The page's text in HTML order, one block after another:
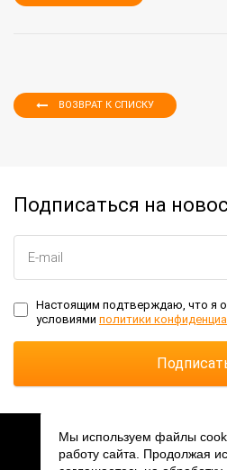
ВОЗВРАТ К СПИСКУ
Подписаться на
Настоящим подтверждаю, что я
условиями политики
2026 © АО «ПКК
Мы используем файлы
работу сайта. Продолжая